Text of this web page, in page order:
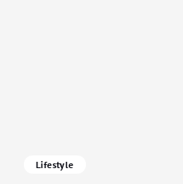
Lifestyle